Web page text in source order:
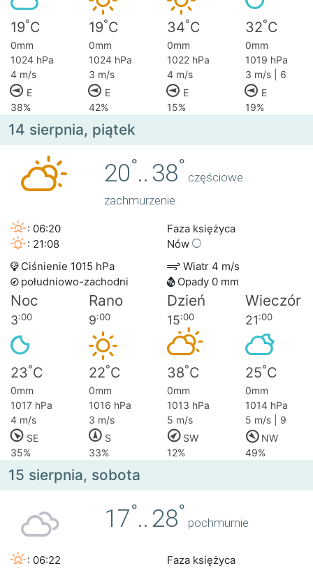
19°C 19°C 34°C 32°C
0mm 0mm 0mm
0mm
1024 hPa
1024 hPa 1022 hPa
1019 hPa
4 m/s
3 m/s 4 m/s
3 m/s | 6
E
E E
E
38%
42% 15% 19%
14 sierpnia, piątek
20°.. 38°
częściowe
zachmurzenie
: 06:20
: 21:08
Faza księżyca
Nów
Ciśnienie 1015 hPa
Wiatr 4 m/s
południowo-zachodni
Opady 0 mm
Noc Rano Dzień Wieczór
3:00 9:00 15:00 21:00
23°C 22°C 38°C 25°C
0mm 0mm 0mm
0mm
1017 hPa
1016 hPa 1013 hPa
1014 hPa
4 m/s
3 m/s 5 m/s
5 m/s | 9
SE
S SW
NW
35%
33% 12% 49%
15 sierpnia, sobota
17°.. 28°
pochmurnie
: 06:22
Faza księżyca